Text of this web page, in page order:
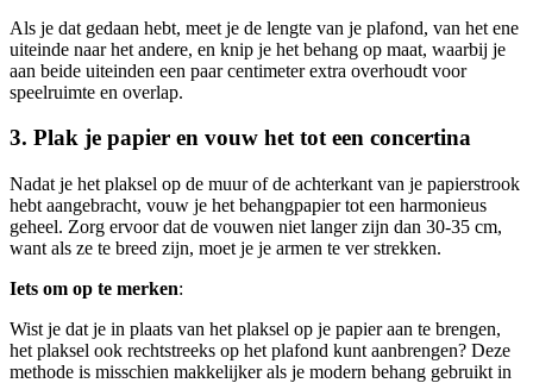
Als je dat gedaan hebt, meet je de lengte van je plafond, van het ene
uiteinde naar het andere, en knip je het behang op maat, waarbij je
aan beide uiteinden een paar centimeter extra overhoudt voor
speelruimte en overlap.
3. Plak je papier en vouw het tot een concertina
Nadat je het plaksel op de muur of de achterkant van je papierstrook
hebt aangebracht, vouw je het behangpapier tot een harmonieus
geheel. Zorg ervoor dat de vouwen niet langer zijn dan 30-35 cm,
want als ze te breed zijn, moet je je armen te ver strekken.
Iets om op te merken:
Wist je dat je in plaats van het plaksel op je papier aan te brengen,
het plaksel ook rechtstreeks op het plafond kunt aanbrengen? Deze
methode is misschien makkelijker als je modern behang gebruikt in